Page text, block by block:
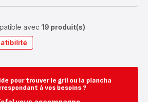
avec 19 produit(s)
pour trouver le gril ou la plancha
à vos besoins ?